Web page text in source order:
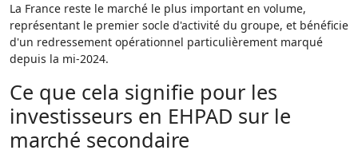
La France reste le marché le plus important en volume,
représentant le premier socle d'activité du groupe, et bénéficie
d'un redressement opérationnel particulièrement marqué
depuis la mi-2024.
Ce que cela signifie pour les
investisseurs en EHPAD sur le
marché secondaire